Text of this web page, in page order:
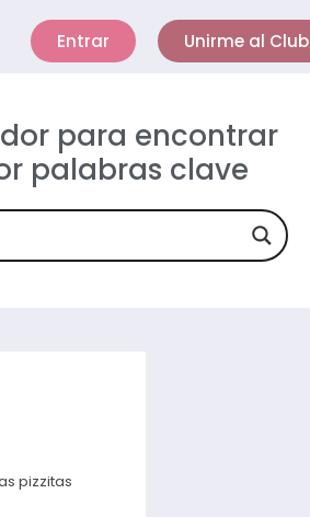
Entrar Unirme al Club
para encontrar
palabras clave
pizzitas